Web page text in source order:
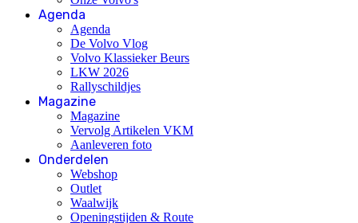
Agenda
Agenda
De Volvo Vlog
Volvo Klassieker Beurs
LKW 2026
Rallyschildjes
Magazine
Magazine
Vervolg Artikelen VKM
Aanleveren foto
Onderdelen
Webshop
Outlet
Waalwijk
Openingstijden & Route